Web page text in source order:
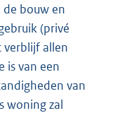
bouw en
(privé
verblijf allen
is van een
van
woning zal